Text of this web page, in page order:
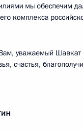
мы обеспечим
комплекса
уважаемый
счастья,